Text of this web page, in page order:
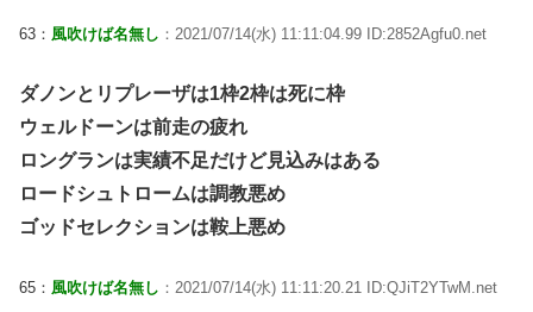
63： 風吹けば名無し ：2021/07/14(水) 11:11:04.99 ID:2852Agfu0.net
ダノンとリプレーザは1枠2枠は死に枠
ウェルドーンは前走の疲れ
ロングランは実績不足だけど見込みはある
ロードシュトロームは調教悪め
ゴッドセレクションは鞍上悪め
65： 風吹けば名無し ：2021/07/14(水) 11:11:20.21 ID:QJiT2YTwM.net